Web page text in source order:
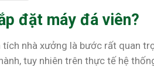
đặt máy đá viên?
nhà xưởng là bước rất quan
tuy nhiên trên thực tế hệ